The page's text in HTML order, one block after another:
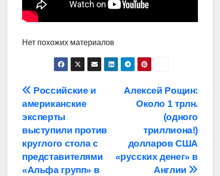
Нет похожих материалов
Навигация
по
записям
Алексей Рощин:
Около 1 трлн.
(одного
триллиона!)
долларов США
«русских денег» в
Англии
Российские и
американские
эксперты
выступили против
круглого стола с
представителями
«Альфа групп» в